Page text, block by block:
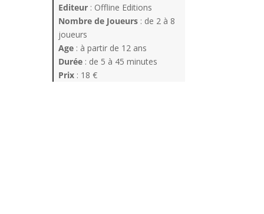
Editeur : Offline Editions
Nombre de Joueurs : de 2 à 8
joueurs
Age : à partir de 12 ans
Durée : de 5 à 45 minutes
Prix : 18 €